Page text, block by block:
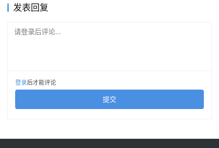
一环。
作为Circle旗下专为稳定币金融设计的机构级Layer1公链，
为Gas代币，兼容EVM，支持亚秒级结算与可配置隐私功
能，跨链转账通过Circle的CCTP完成。
将用于生态系统，具体包括代币销售、开发者激励、空投及
发表回复
请登录后评论...
登录后才能评论
提交